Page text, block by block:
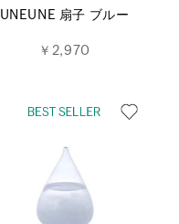
UNEUNE 扇子 ブルー
￥2,970